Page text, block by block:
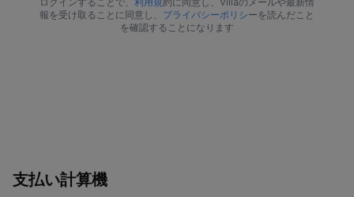
報を受け取ることに同意し、 プライバシーポリシーを読んだこと
を確認することになります
支払い計算機